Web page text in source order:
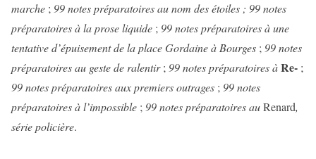
marche ; 99 notes préparatoires au nom des étoiles ; 99 notes
préparatoires à la prose liquide ; 99 notes préparatoires à une
tentative d’épuisement de la place Gordaine à Bourges ; 99 notes
préparatoires au geste de ralentir; 99 notes préparatoires àRe- ;
99 notes préparatoires aux premiers outrages ; 99 notes
préparatoires à l’impossible ; 99 notes préparatoires auRenard,
série policière.